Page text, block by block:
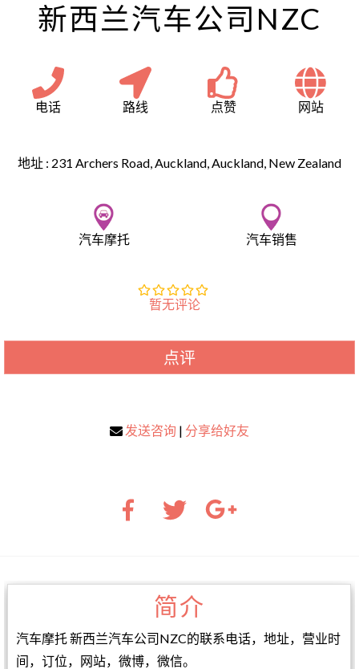
新西兰汽车公司NZC
电话 路线 点赞 网站
地址 : 231 Archers Road, Auckland, Auckland, New Zealand
汽车摩托 汽车销售
暂无评论
点评
发送咨询 | 分享给好友
简介
汽车摩托 新西兰汽车公司NZC的联系电话，地址，营业时
间，订位，网站，微博，微信。